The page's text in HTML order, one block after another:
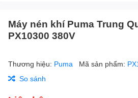
Máy nén khí Puma Trung
PX10300 380V
Thương hiệu: Puma Mã sản phẩm:
So sánh